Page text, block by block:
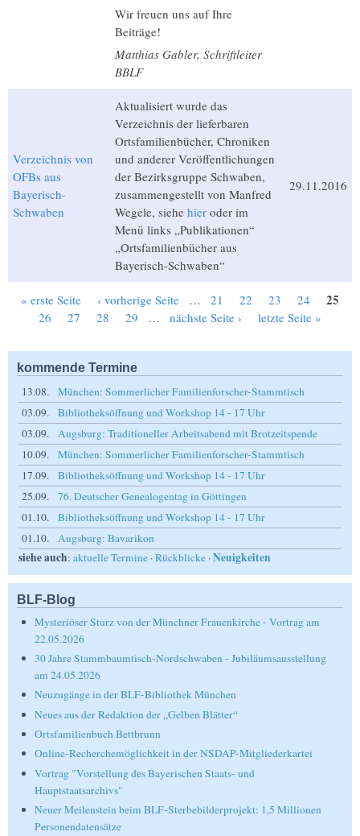
Wir freuen uns auf Ihre
Beiträge!
Matthias Gabler, Schriftleiter
BBLF
Verzeichnis von
OFBs aus
Bayerisch-
Schwaben
Aktualisiert wurde das
Verzeichnis der lieferbaren
Ortsfamilienbücher, Chroniken
und anderer Veröffentlichungen
der Bezirksgruppe Schwaben,
zusammengestellt von Manfred
Wegele, siehe hier oder im
Menü links „Publikationen“
„Ortsfamilienbücher aus
Bayerisch-Schwaben“
29.11.2016
Seiten
« erste Seite ‹ vorherige Seite … 21 22 23 24 25
26 27 28 29 … nächste Seite › letzte Seite »
kommende Termine
13.08.
München: Sommerlicher Familienforscher-Stammtisch
03.09.
Bibliotheksöffnung und Workshop 14 - 17 Uhr
03.09.
Augsburg: Traditioneller Arbeitsabend mit Brotzeitspende
10.09.
München: Sommerlicher Familienforscher-Stammtisch
17.09.
Bibliotheksöffnung und Workshop 14 - 17 Uhr
25.09.
76. Deutscher Genealogentag in Göttingen
01.10.
Bibliotheksöffnung und Workshop 14 - 17 Uhr
01.10.
Augsburg: Bavarikon
siehe auch: aktuelle Termine ·Rückblicke ·Neuigkeiten
BLF-Blog
Mysteriöser Sturz von der Münchner Frauenkirche - Vortrag am
22.05.2026
30 Jahre Stammbaumtisch-Nordschwaben - Jubiläumsausstellung
am 24.05.2026
Neuzugänge in der BLF-Bibliothek München
Neues aus der Redaktion der „Gelben Blätter“
Ortsfamilienbuch Bettbrunn
Online-Recherchemöglichkeit in der NSDAP-Mitgliederkartei
Vortrag "Vorstellung des Bayerischen Staats- und
Hauptstaatsarchivs"
Neuer Meilenstein beim BLF-Sterbebilderprojekt: 1,5 Millionen
Personendatensätze